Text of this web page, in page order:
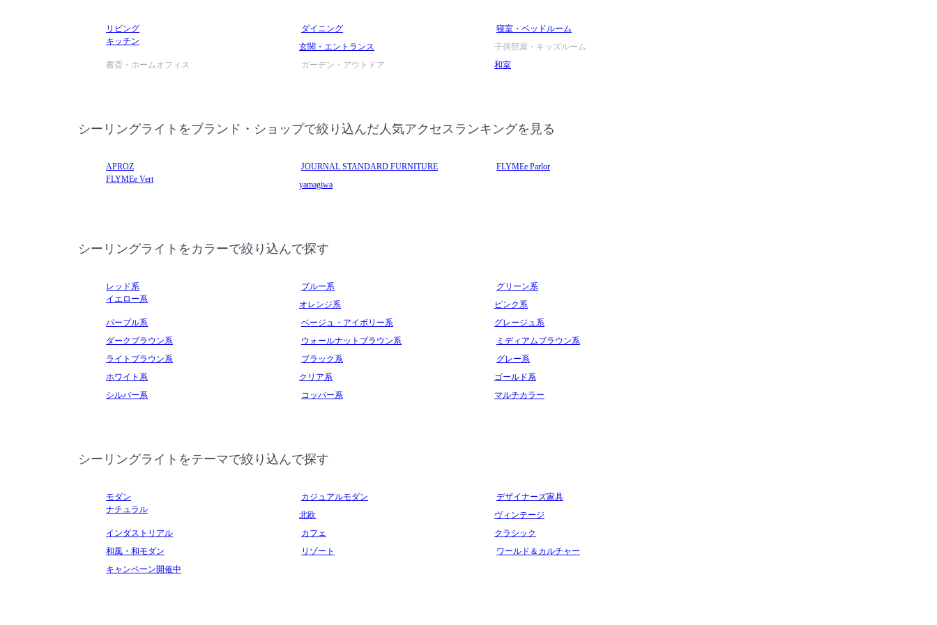
リビング ダイニング
寝室・ベッドルーム
キッチン
玄関・エントランス
子供部屋・キッズルーム
書斎・ホームオフィス
ガーデン・アウトドア 和室
シーリングライトをブランド・ショップで絞り込んだ人気アクセスランキングを見る
APROZ JOURNAL STANDARD FURNITURE
FLYMEe Parlor
FLYMEe Vert
yamagiwa
シーリングライトをカラーで絞り込んで探す
レッド系 ブルー系
グリーン系
イエロー系
オレンジ系
ピンク系
パープル系
ベージュ・アイボリー系
グレージュ系
ダークブラウン系
ウォールナットブラウン系
ミディアムブラウン系
ライトブラウン系
ブラック系
グレー系
ホワイト系
クリア系
ゴールド系
シルバー系
コッパー系 マルチカラー
シーリングライトをテーマで絞り込んで探す
モダン カジュアルモダン
デザイナーズ家具
ナチュラル
北欧
ヴィンテージ
インダストリアル
カフェ
クラシック
和風・和モダン
リゾート
ワールド＆カルチャー
キャンペーン開催中